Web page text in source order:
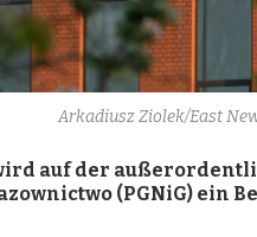
Arkadiusz Ziolek/East
auf der
(PGNiG) ein